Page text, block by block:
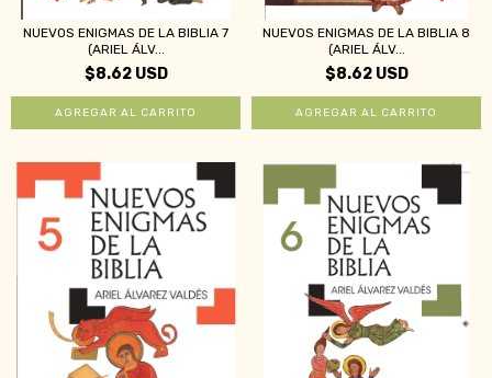
NUEVOS ENIGMAS DE LA BIBLIA 7
(ARIEL ÁLV...
$8.62 USD
NUEVOS ENIGMAS DE LA BIBLIA 8
(ARIEL ÁLV...
$8.62 USD